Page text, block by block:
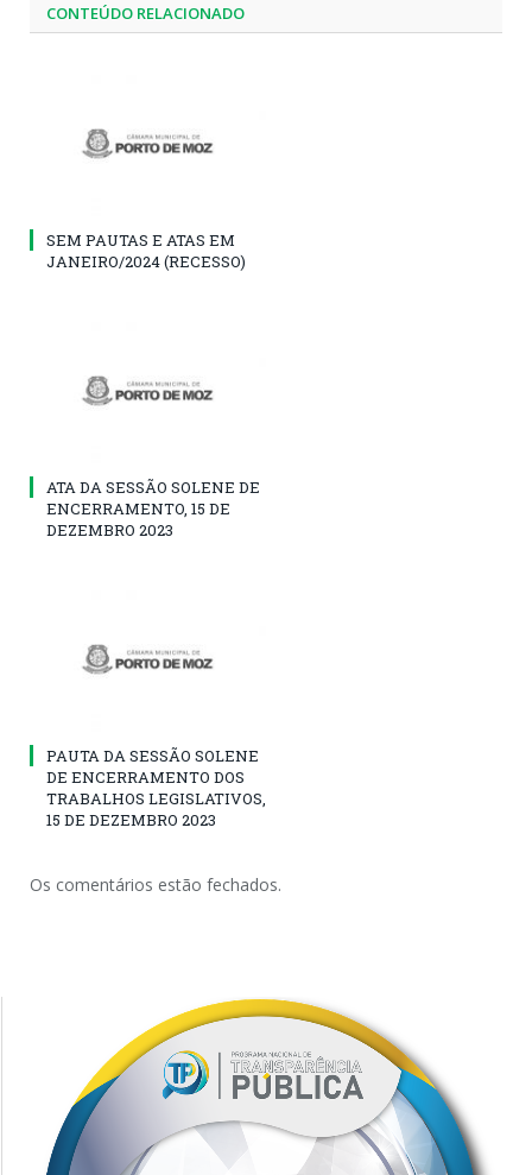
CONTEÚDO RELACIONADO
SEM PAUTAS E ATAS EM
JANEIRO/2024 (RECESSO)
ATA DA SESSÃO SOLENE DE
ENCERRAMENTO, 15 DE
DEZEMBRO 2023
PAUTA DA SESSÃO SOLENE
DE ENCERRAMENTO DOS
TRABALHOS LEGISLATIVOS,
15 DE DEZEMBRO 2023
Os comentários estão fechados.